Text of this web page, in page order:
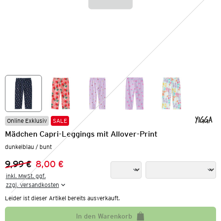
Online Exklusiv SALE
Mädchen Capri-Leggings mit Allover-Print
dunkelblau / bunt
Vorheriger Preis:
9,99 €
Neuer Preis:
8,00 €
inkl. MwSt. ggf.
zzgl. Versandkosten
Leider ist dieser Artikel bereits ausverkauft.
In den Warenkorb